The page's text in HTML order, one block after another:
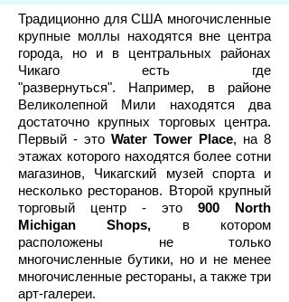
Традиционно для США многочисленные
крупные моллы находятся вне центра
города, но и в центральных районах
Чикаго есть где
"развернуться". Например, в районе
Великолепной Мили находятся два
достаточно крупных торговых центра.
Первый - это Water Tower Place, на 8
этажах которого находятся более сотни
магазинов, Чикагский музей спорта и
несколько ресторанов. Второй крупный
торговый центр - это 900 North
Michigan Shops, в котором
расположены не только
многочисленные бутики, но и не менее
многочисленные рестораны, а также три
арт-галереи.